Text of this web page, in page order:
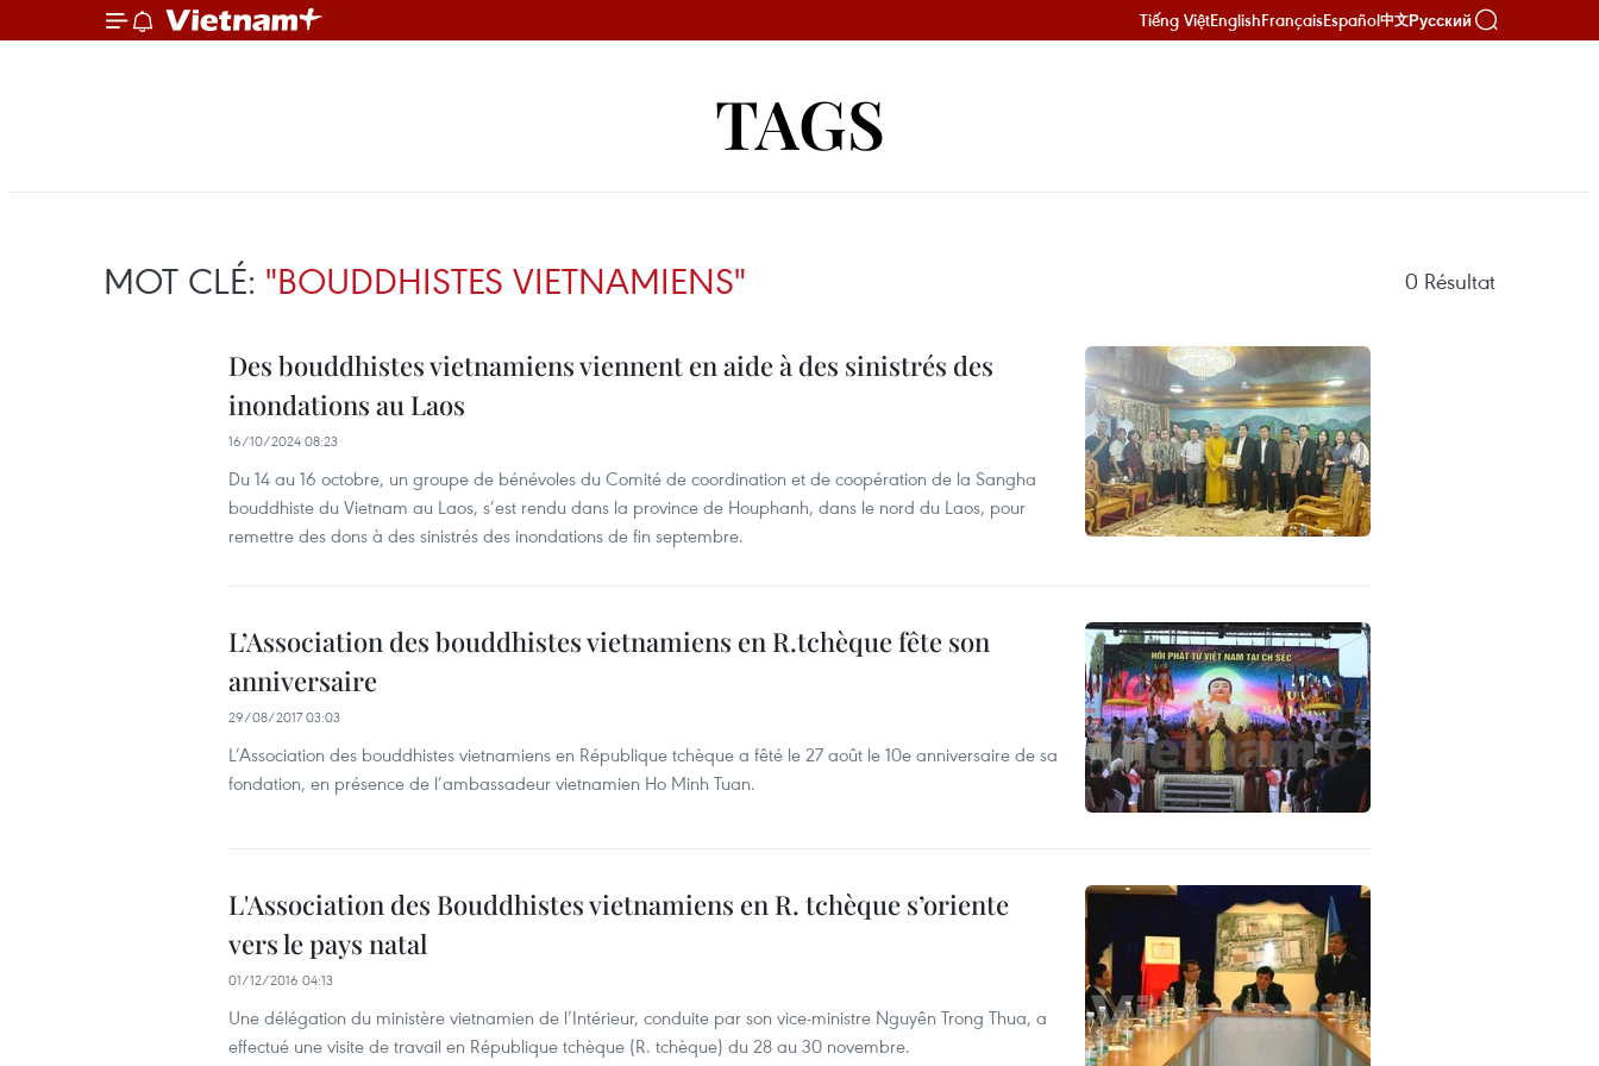
Tiếng ViệtEnglishFrançaisEspañol中文Русский
TAGS
MOT CLÉ: "BOUDDHISTES VIETNAMIENS" 0 Résultat
Des bouddhistes vietnamiens viennent en aide à des sinistrés des
inondations au Laos
16/10/2024 08:23
Du 14 au 16 octobre, un groupe de bénévoles du Comité de coordination et de coopération de la Sangha
bouddhiste du Vietnam au Laos, s’est rendu dans la province de Houphanh, dans le nord du Laos, pour
remettre des dons à des sinistrés des inondations de fin septembre.
L’Association des bouddhistes vietnamiens en R.tchèque fête son
anniversaire
29/08/2017 03:03
L’Association des bouddhistes vietnamiens en République tchèque a fêté le 27 août le 10e anniversaire de sa
fondation, en présence de l’ambassadeur vietnamien Ho Minh Tuan.
L'Association des Bouddhistes vietnamiens en R. tchèque s’oriente
vers le pays natal
01/12/2016 04:13
Une délégation du ministère vietnamien de l’Intérieur, conduite par son vice-ministre Nguyên Trong Thua, a
effectué une visite de travail en République tchèque (R. tchèque) du 28 au 30 novembre.